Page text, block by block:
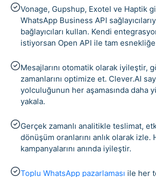
Vonage, Gupshup, Exotel ve Haptik
WhatsApp Business API
bağlayıcıları kullan. Kendi
istiyorsan Open API ile tam
Mesajlarını otomatik olarak iyileştir,
zamanlarını optimize et. Clever.AI
yolculuğunun her aşamasında daha
yakala.
Gerçek zamanlı analitikle teslimat,
dönüşüm oranlarını anlık olarak izle.
kampanyalarını anında iyileştir.
Toplu WhatsApp pazarlaması ile her